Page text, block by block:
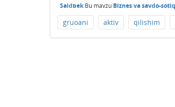
Saidbek Bu mavzu Biznes va savdo-sotiq
gruoani aktiv qilishim